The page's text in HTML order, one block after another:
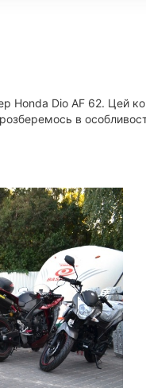
Honda Dio AF 62. Цей
в